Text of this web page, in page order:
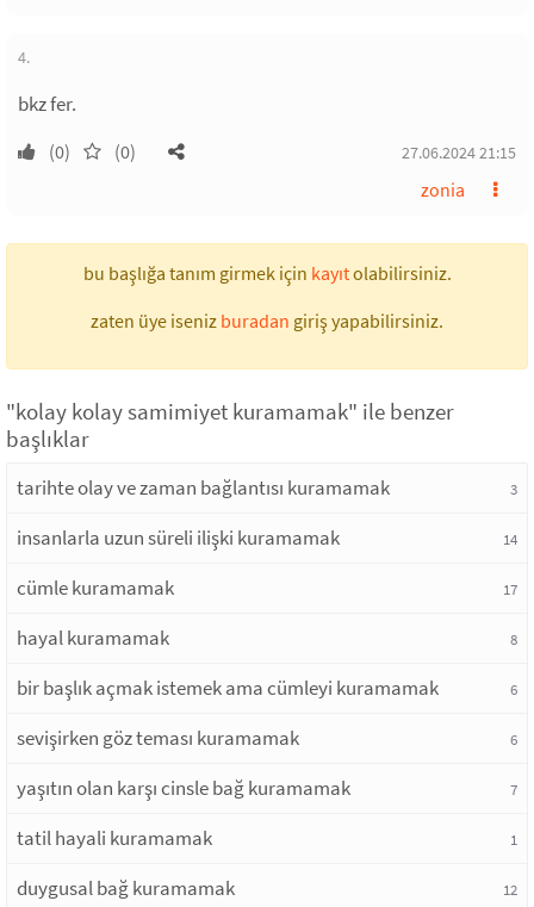
4.
bkz fer.
(0) (0) 27.06.2024 21:15
zonia
bu başlığa tanım girmek için kayıtolabilirsiniz.
zaten üye iseniz buradan giriş yapabilirsiniz.
"kolay kolay samimiyet kuramamak" ile benzer
başlıklar
tarihte olay ve zaman bağlantısı kuramamak 3
insanlarla uzun süreli ilişki kuramamak 14
cümle kuramamak 17
hayal kuramamak 8
bir başlık açmak istemek ama cümleyi kuramamak 6
sevişirken göz teması kuramamak 6
yaşıtın olan karşı cinsle bağ kuramamak 7
tatil hayali kuramamak 1
duygusal bağ kuramamak 12